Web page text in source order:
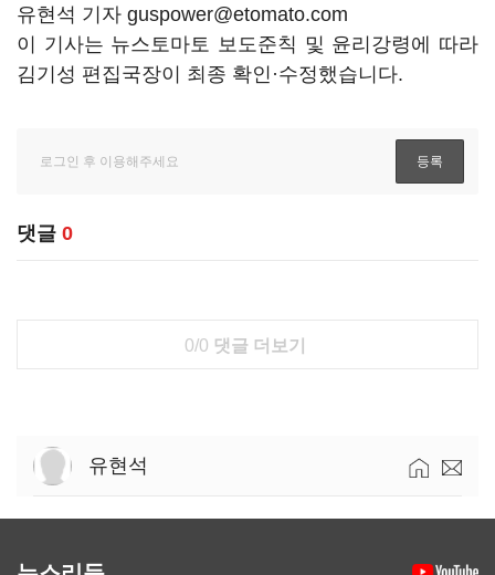
유현석 기자 guspower@etomato.com
이 기사는 뉴스토마토 보도준칙 및 윤리강령에 따라
김기성 편집국장이 최종 확인·수정했습니다.
댓글 0
0/0 댓글 더보기
유현석